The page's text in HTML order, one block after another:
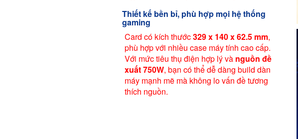
Thiết kế bền bỉ, phù hợp mọi hệ thống
gaming
Card có kích thước329 x 140 x 62.5 mm,
phù hợp với nhiều case máy tính cao cấp.
Với mức tiêu thụ điện hợp lý và nguồn đề
xuất 750W, bạn có thể dễ dàng build dàn
máy mạnh mẽ mà không lo vấn đề tương
thích nguồn.